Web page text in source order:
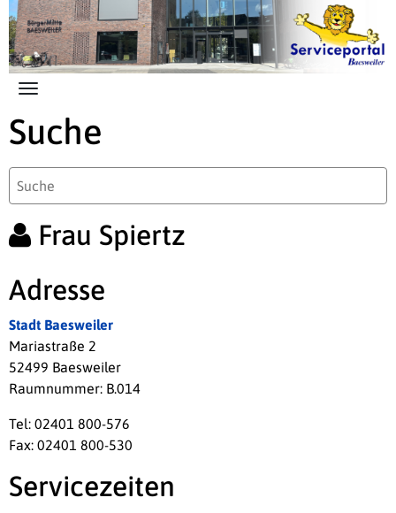
Zum Hauptinhalt springen
Suche
Frau Spiertz
Adresse
Stadt Baesweiler
Mariastraße 2
52499 Baesweiler
Raumnummer: B.014
Tel: 02401 800-576
Fax: 02401 800-530
Servicezeiten